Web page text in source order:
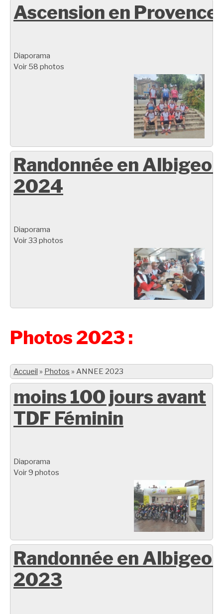
Ascension en Provence
Diaporama
Voir 58 photos
Randonnée en
2024
Diaporama
Voir 33 photos
Photos 2023 :
Accueil » Photos » ANNEE 2023
moins 100 jours avant
TDF Féminin
Diaporama
Voir 9 photos
Randonnée en
2023